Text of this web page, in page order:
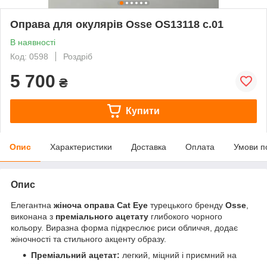
Оправа для окулярів Osse OS13118 c.01
В наявності
Код: 0598
Роздріб
5 700 ₴
Купити
Опис Характеристики Доставка Оплата Умови
Опис
Елегантна жіноча оправа Cat Eye турецького бренду Osse
виконана з преміального ацетату глибокого чорного
кольору. Виразна форма підкреслює риси обличчя, додає
жіночності та стильного акценту образу.
Преміальний ацетат: легкий, міцний і приємний на